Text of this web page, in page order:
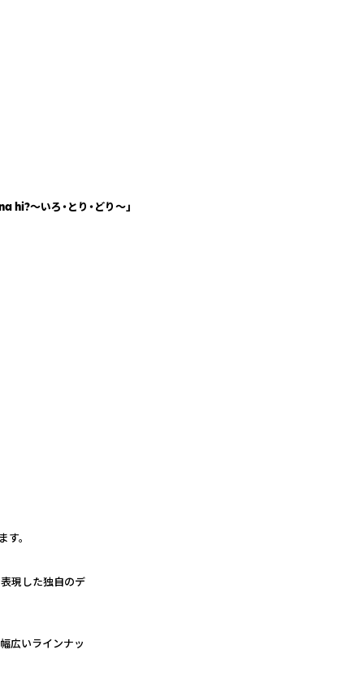
〜いろ・とり・どり〜」
。
現した独自のデ
広いラインナッ